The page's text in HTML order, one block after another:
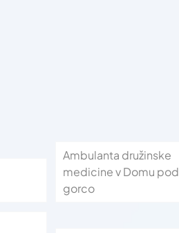
Ambulanta družinske
medicine v Domu pod
gorco